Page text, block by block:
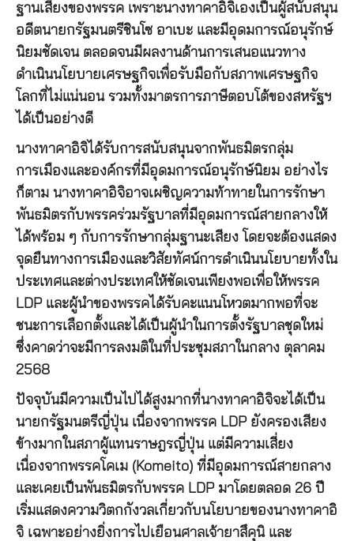
ฐานเสียงของพรรค เพราะนางทาคาอิจิเองเป็นผู้สนับสนุน
อดีตนายกรัฐมนตรีชินโซ อาเบะ และมีอุดมการณ์อนุรักษ์
นิยมชัดเจน ตลอดจนมีผลงานด้านการเสนอแนวทาง
ดำเนินนโยบายเศรษฐกิจเพื่อรับมือกับสภาพเศรษฐกิจ
โลกที่ไม่แน่นอน รวมทั้งมาตรการภาษีตอบโต้ของสหรัฐฯ
ได้เป็นอย่างดี
นางทาคาอิจิได้รับการสนับสนุนจากพันธมิตรกลุ่ม
การเมืองและองค์กรที่มีอุดมการณ์อนุรักษ์นิยม อย่างไร
ก็ตาม นางทาคาอิจิอาจเผชิญความท้าทายในการรักษา
พันธมิตรกับพรรคร่วมรัฐบาลที่มีอุดมการณ์สายกลางให้
ได้พร้อม ๆ กับการรักษากลุ่มฐานะเสียง โดยจะต้องแสดง
จุดยืนทางการเมืองและวิสัยทัศน์การดำเนินนโยบายทั้งใน
ประเทศและต่างประเทศให้ชัดเจนเพียงพอเพื่อให้พรรค
LDP และผู้นำของพรรคได้รับคะแนนโหวตมากพอที่จะ
ชนะการเลือกตั้งและได้เป็นผู้นำในการตั้งรัฐบาลชุดใหม่
ซึ่งคาดว่าจะมีการลงมติในที่ประชุมสภาในกลาง ตุลาคม
2568
ปัจจุบันมีความเป็นไปได้สูงมากที่นางทาคาอิจิจะได้เป็น
นายกรัฐมนตรีญี่ปุ่น เนื่องจากพรรค LDP ยังครองเสียง
ข้างมากในสภาผู้แทนราษฎรญี่ปุ่น แต่มีความเสี่ยง
เนื่องจากพรรคโคเม (Komeito) ที่มีอุดมการณ์สายกลาง
และเคยเป็นพันธมิตรกับพรรค LDP มาโดยตลอด 26 ปี
เริ่มแสดงความวิตกกังวลเกี่ยวกับนโยบายของนางทาคาอิ
จิ เฉพาะอย่างยิ่งการไปเยือนศาลเจ้ายาสึคุนิ และ